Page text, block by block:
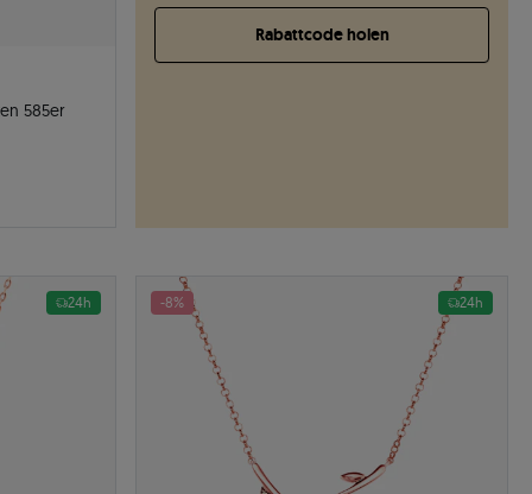
Rabattcode holen
585er
24h -8% 24h